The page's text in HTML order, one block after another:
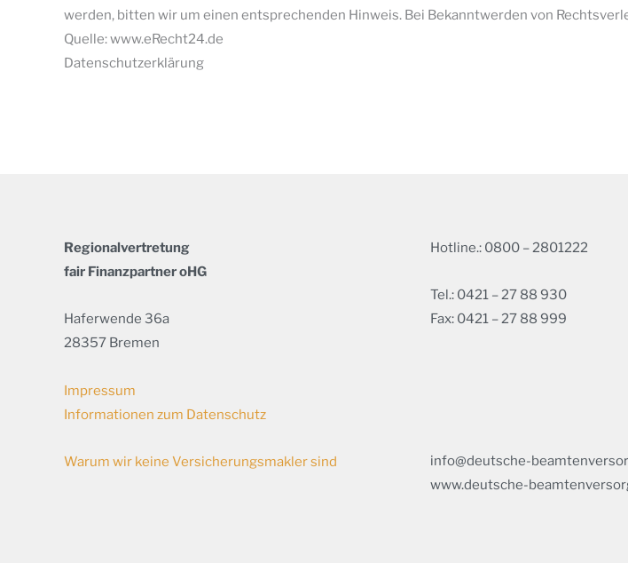
werden, bitten wir um einen entsprechenden Hinweis. Bei Bekanntwerden von
Quelle: www.eRecht24.de
Datenschutzerklärung
Regionalvertretung
fair Finanzpartner oHG
Haferwende 36a
28357 Bremen
Impressum
Informationen zum Datenschutz
Warum wir keine Versicherungsmakler sind
Hotline.: 0800 – 2801222
Tel.: 0421 – 27 88 930
Fax: 0421 – 27 88 999
info@deutsche-
www.deutsche-